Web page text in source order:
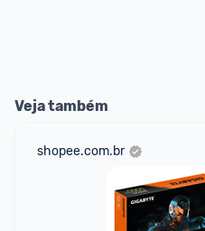
Veja também
shopee.com.br